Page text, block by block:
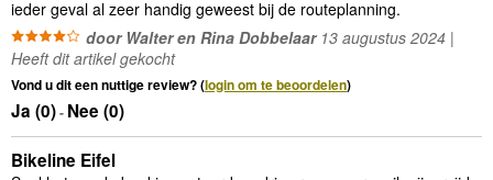
ieder geval al zeer handig geweest bij de routeplanning.
door Walter en Rina Dobbelaar13 augustus 2024 |
Heeft dit artikel gekocht
Vond u dit een nuttige review? (login om te beoordelen)
Ja (0)- Nee (0)
Bikeline Eifel